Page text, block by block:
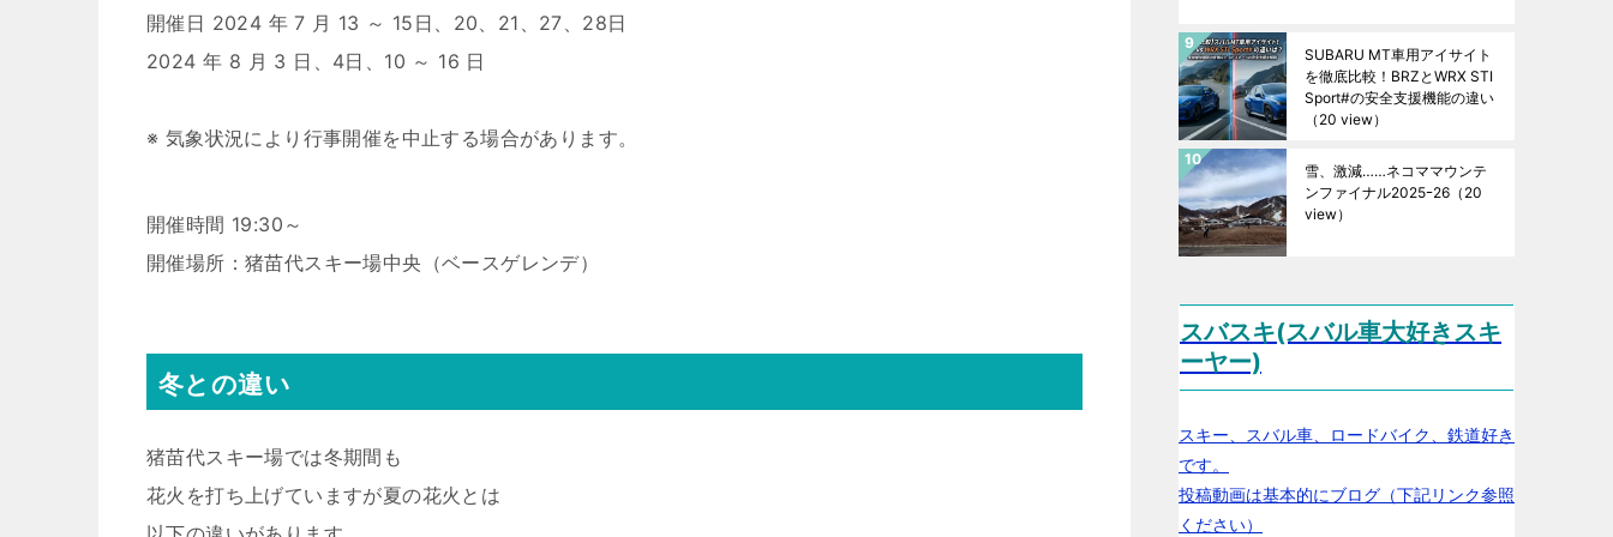
開催日 2024 年 7 月 13 ～ 15日、20、21、27、28日
2024 年 8 月 3 日、4日、10 ～ 16 日
※ 気象状況により行事開催を中止する場合があります。
開催時間 19:30～
開催場所：猪苗代スキー場中央（ベースゲレンデ）
冬との違い
猪苗代スキー場では冬期間も
花火を打ち上げていますが夏の花火とは
SUBARU MT車用アイサイト
を徹底比較！BRZとWRX STI
Sport#の安全支援機能の違い
（20 view）
雪、激減……ネコママウンテ
ンファイナル2025ｰ26 （20
view）
スバスキ(スバル車大好きスキ
ーヤー)
スキー、スバル車、ロードバイク、鉄道好き
です。
投稿動画は基本的にブログ（下記リンク参照
ください）